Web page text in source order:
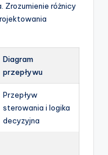
Zrozumienie różnicy
Diagram
przepływu
Przepływ
sterowania i logika
decyzyjna